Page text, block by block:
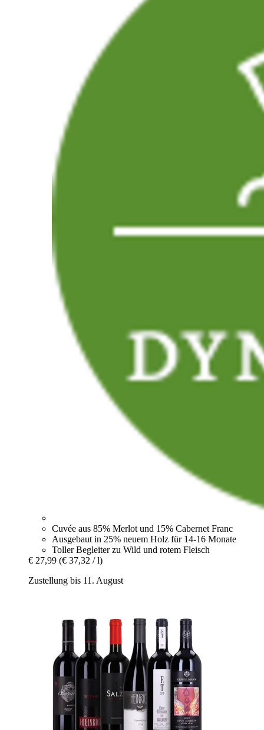
Cuvée aus 85% Merlot und 15% Cabernet Franc
Ausgebaut in 25% neuem Holz für 14-16 Monate
Toller Begleiter zu Wild und rotem Fleisch
€ 27,99 (€ 37,32 / l)
Zustellung bis 11. August